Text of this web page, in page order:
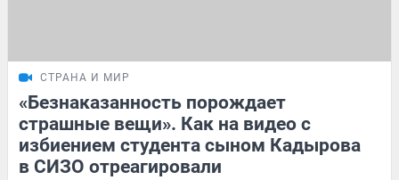
СТРАНА И МИР
«Безнаказанность порождает
страшные вещи». Как на видео с
избиением студента сыном Кадырова
в СИЗО отреагировали